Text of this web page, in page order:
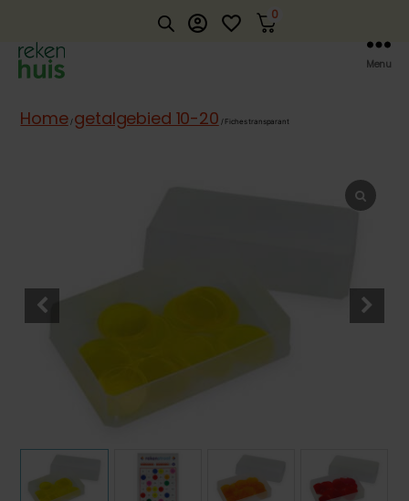
account_circle favorite_border 0
Rekenhuis
Menu
Home/ getalgebied 10-20 / Fiches transparant